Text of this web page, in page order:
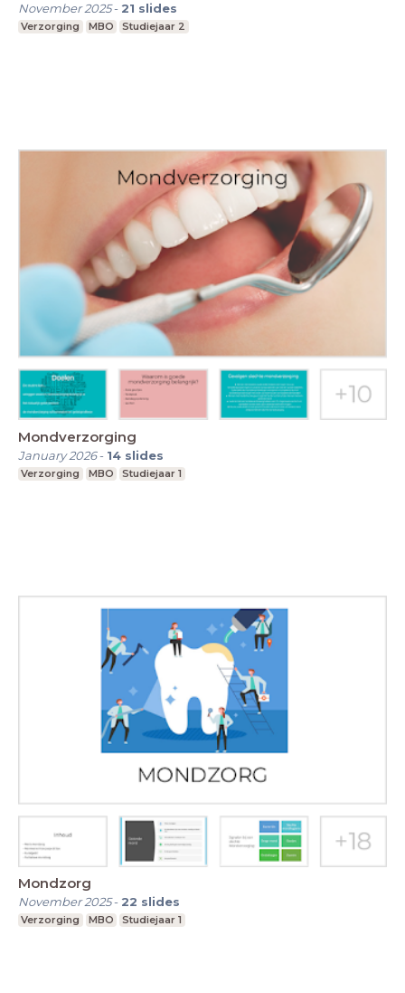
November 2025- 21 slides
Verzorging MBO Studiejaar 2
Mondverzorging
January 2026- 14 slides
Verzorging MBO Studiejaar 1
Mondzorg
November 2025- 22 slides
Verzorging MBO Studiejaar 1